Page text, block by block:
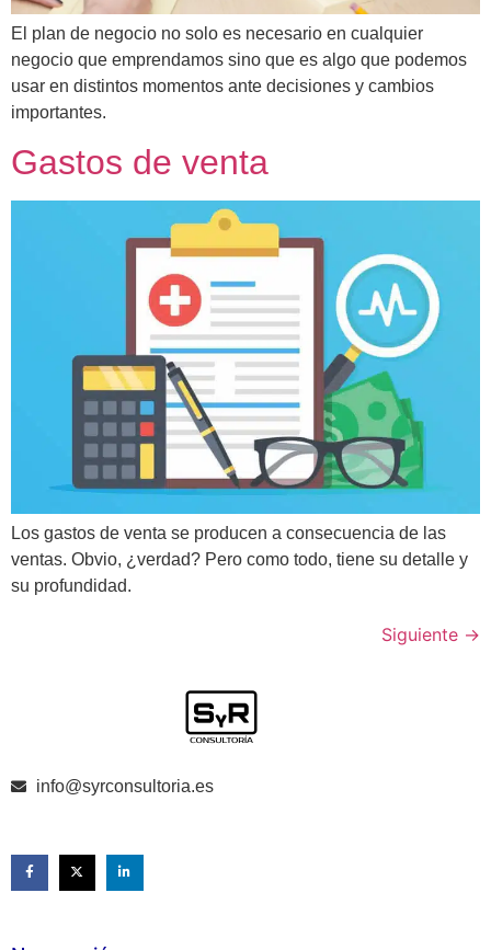
El plan de negocio no solo es necesario en cualquier
negocio que emprendamos sino que es algo que podemos
usar en distintos momentos ante decisiones y cambios
importantes.
Gastos de venta
Los gastos de venta se producen a consecuencia de las
ventas. Obvio, ¿verdad? Pero como todo, tiene su detalle y
su profundidad.
Siguiente →
info@syrconsultoria.es